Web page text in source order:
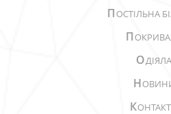
ПОСТІЛЬНА
П
ОДІЯЛА
Н
К